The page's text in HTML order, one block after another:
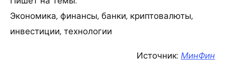
Экономика, финансы, банки, криптовалюты,
инвестиции, технологии
Источник: МинФин